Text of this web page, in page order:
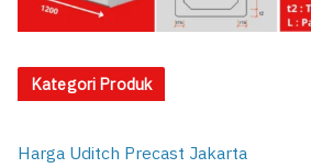
Kategori Produk
Harga Uditch Precast Jakarta